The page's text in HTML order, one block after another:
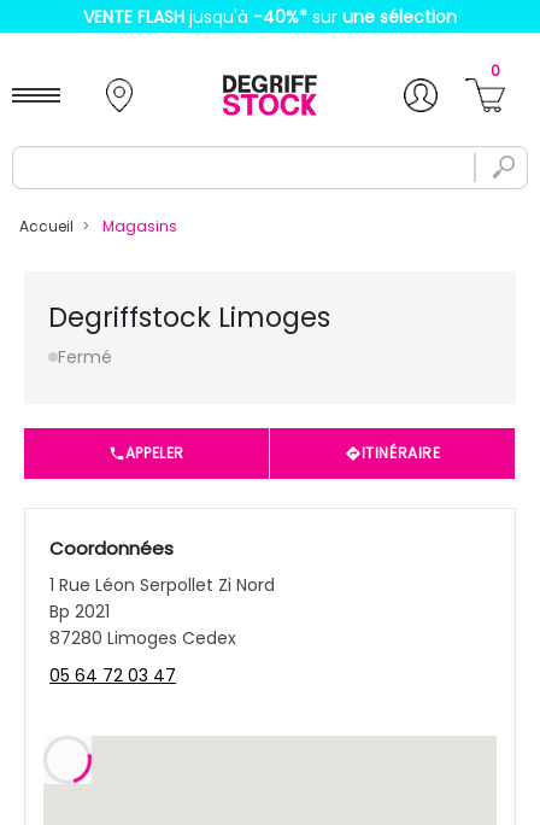
VENTE FLASH jusqu'à -40%* sur une sélection
0
Accueil Magasins
Degriffstock Limoges
Fermé
APPELER ITINÉRAIRE
Coordonnées
1 Rue Léon Serpollet Zi Nord
Bp 2021
87280 Limoges Cedex
05 64 72 03 47